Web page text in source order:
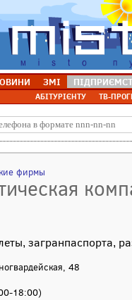
ЗМІ
АБІТУРІЄНТУ ТВ-
фирмы
загранпаспорта,
48
18:00)